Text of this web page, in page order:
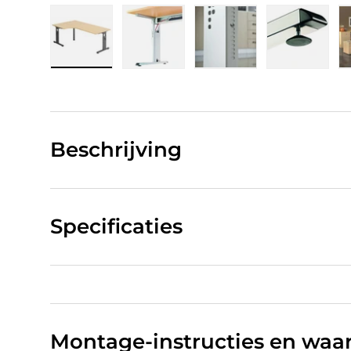
Beschrijving
Specificaties
Montage-instructies en